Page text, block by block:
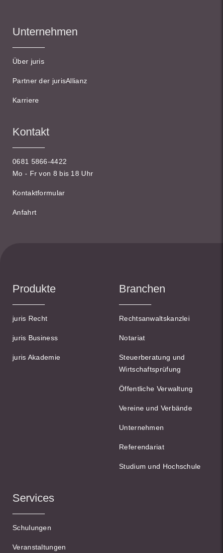
Unternehmen
Über juris
Partner der jurisAllianz
Karriere
Kontakt
0681 5866-4422
Mo - Fr von 8 bis 18 Uhr
Kontaktformular
Anfahrt
Produkte
juris Recht
juris Business
juris Akademie
Branchen
Rechtsanwaltskanzlei
Notariat
Steuerberatung und
Wirtschaftsprüfung
Öffentliche Verwaltung
Vereine und Verbände
Unternehmen
Referendariat
Studium und Hochschule
Services
Schulungen
Veranstaltungen